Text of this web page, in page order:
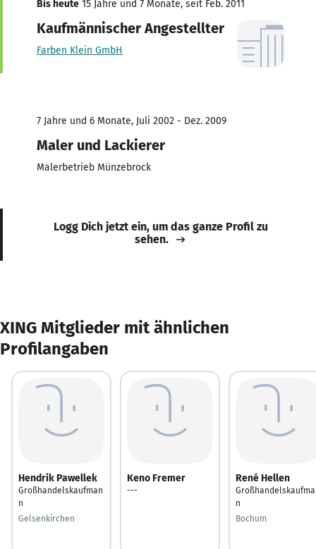
Bis heute 15 Jahre und 7 Monate, seit Feb. 2011
Kaufmännischer Angestellter
Farben Klein GmbH
7 Jahre und 6 Monate, Juli 2002 - Dez. 2009
Maler und Lackierer
Malerbetrieb Münzebrock
Logg Dich jetzt ein, um das ganze Profil zu
sehen.
XING Mitglieder mit ähnlichen
Profilangaben
Hendrik Pawellek
Großhandelskaufman
n
Gelsenkirchen
Keno Fremer
---
René Hellen
n
Bochum